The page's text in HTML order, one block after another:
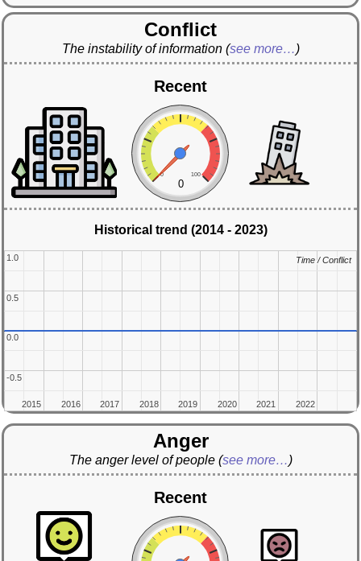
Conflict
The instability of information (see more…)
Recent
0 100
0
Historical trend (2014 - 2023)
2015
2015 2016
2016 2017
2017 2018
2018 2019
2019 2020
2020 2021
2021 2022
2022
-0.5
-0.5
0.0
0.0
0.5
0.5
1.0
1.0 Time / Conflict
Time / Conflict
Anger
The anger level of people (see more…)
Recent